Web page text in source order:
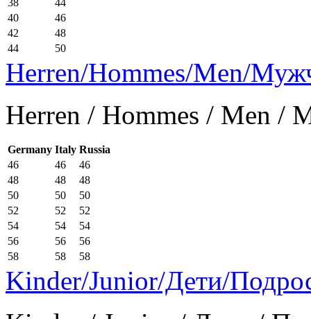
38
44
40
46
42
48
44
50
Herren/Hommes/Men/
Herren / Hommes / Men /
Germany Italy Russia
46
46
46
48
48
48
50
50
50
52
52
52
54
54
54
56
56
56
58
58 58
Kinder/Junior/Дети/